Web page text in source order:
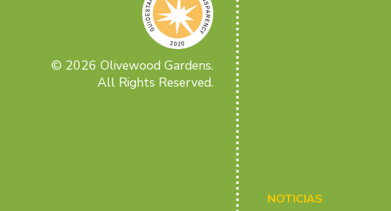
© 2026 Olivewood Gardens.
All Rights Reserved.
NOTICIAS